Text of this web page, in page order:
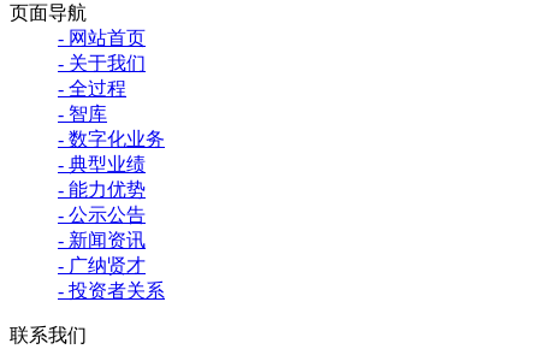
页面导航
- 网站首页
- 关于我们
- 全过程
- 智库
- 数字化业务
- 典型业绩
- 能力优势
- 公示公告
- 新闻资讯
- 广纳贤才
- 投资者关系
联系我们